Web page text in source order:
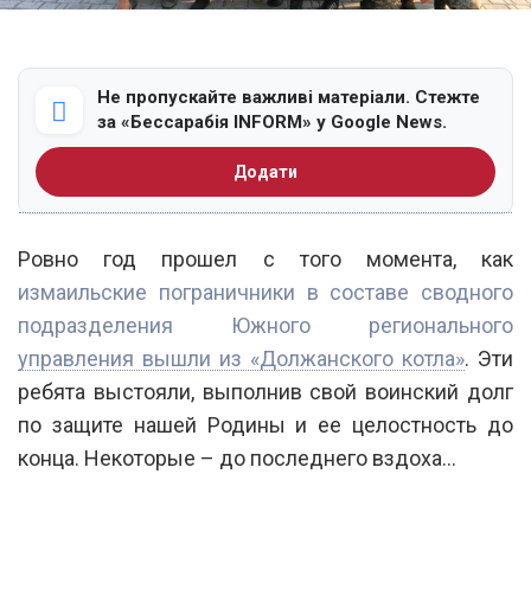
Не пропускайте важливі матеріали. Стежте
за «Бессарабія INFORM» у Google News.
Додати
Ровно год прошел с того момента, как
измаильские пограничники в составе сводного
подразделения Южного регионального
управления вышли из «Должанского котла». Эти
ребята выстояли, выполнив свой воинский долг
по защите нашей Родины и ее целостность до
конца. Некоторые – до последнего вздоха…